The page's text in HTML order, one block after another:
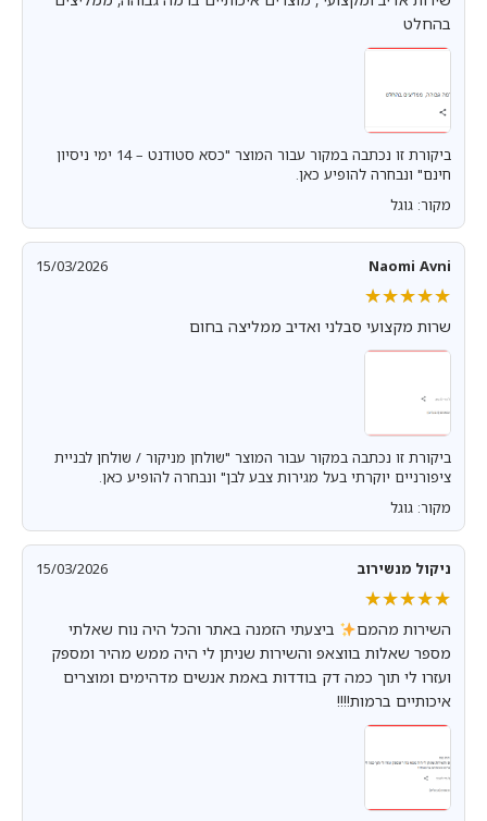
בהחלט
ביקורת זו נכתבה במקור עבור המוצר "כסא סטודנט – 14 ימי ניסיון
חינם" ונבחרה להופיע כאן.
מקור: גוגל
Naomi Avni
15/03/2026
★★★★★
★★★★★
שרות מקצועי סבלני ואדיב ממליצה בחום
ביקורת זו נכתבה במקור עבור המוצר "שולחן מניקור / שולחן לבניית
ציפורניים יוקרתי בעל מגירות צבע לבן" ונבחרה להופיע כאן.
מקור: גוגל
ניקול מנשירוב 15/03/2026
★★★★★
★★★★★
השירות מהמם
ביצעתי הזמנה באתר והכל היה נוח שאלתי
מספר שאלות בווצאפ והשירות שניתן לי היה ממש מהיר ומספק
ועזרו לי תוך כמה דק בודדות באמת אנשים מדהימים ומוצרים
איכותיים ברמות!!!!